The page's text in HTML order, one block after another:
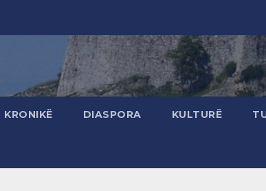
KRONIKË DIASPORA KULTURË